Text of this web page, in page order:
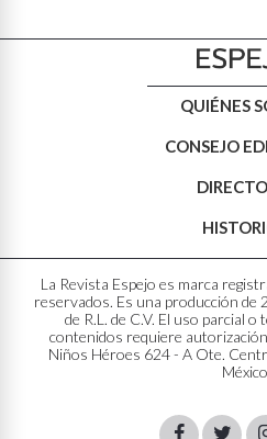
QUIÉNES
CONSEJO
La Revista Espejo es marca
reservados. Es una producción de
de R.L. de C.V. El uso parcial
contenidos requiere
Niños Héroes 624 - A Ote.
FacebookTwitter